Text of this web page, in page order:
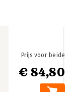
€ 84,80
Prijs voor beide